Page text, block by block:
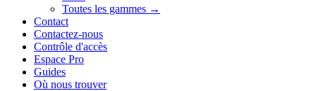
Toutes les gammes →
Contact
Contactez-nous
Contrôle d'accès
Espace Pro
Guides
Où nous trouver